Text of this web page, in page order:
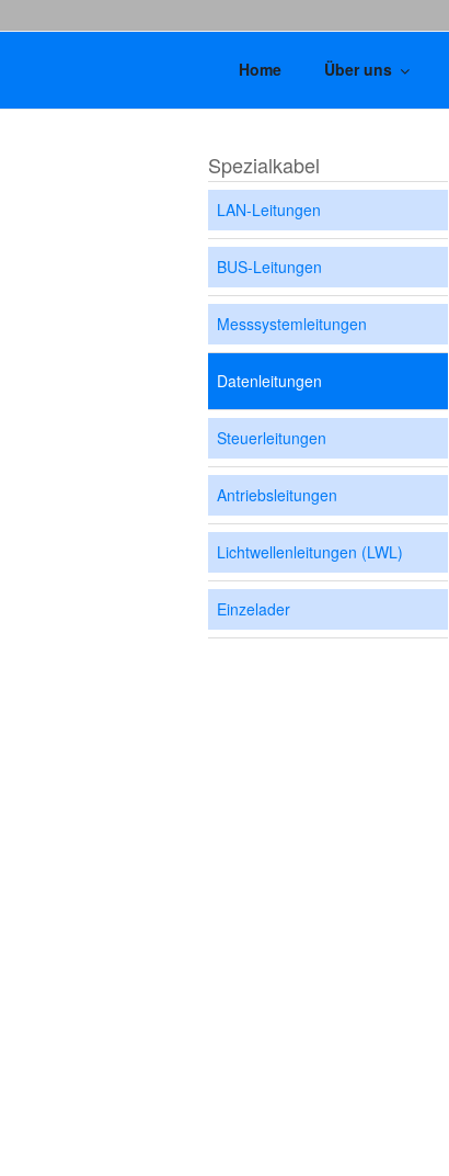
Home Über uns
Spezialkabel
LAN-Leitungen
BUS-Leitungen
Messsystemleitungen
Datenleitungen
Steuerleitungen
Antriebsleitungen
Lichtwellenleitungen (LWL)
Einzelader